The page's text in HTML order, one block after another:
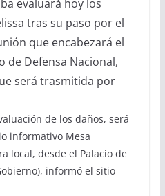
evaluará hoy los
tras su paso por el
que encabezará el
de Defensa Nacional,
será trasmitida por
de los daños, será
informativo Mesa
local, desde el Palacio de
informó el sitio